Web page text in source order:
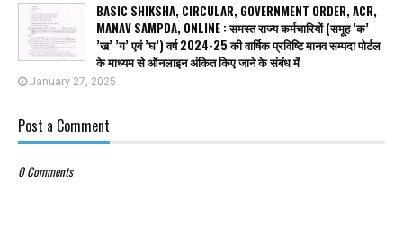
BASIC SHIKSHA, CIRCULAR, GOVERNMENT ORDER, ACR,
MANAV SAMPDA, ONLINE : समस्त राज्य कर्मचारियों (समूह ’क’
’ख’ ’ग’ एवं ’घ’) वर्ष 2024-25 की वार्षिक प्रविष्टि मानव सम्पदा पोर्टल
के माध्यम से ऑनलाइन अंकित किए जाने के संबंध में
January 27, 2025
Post a Comment
0 Comments